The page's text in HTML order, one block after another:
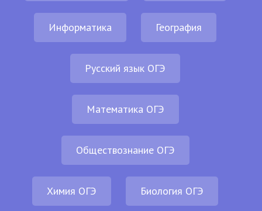
Информатика География
Русский язык ОГЭ
Математика ОГЭ
Обществознание ОГЭ
Химия ОГЭ Биология ОГЭ